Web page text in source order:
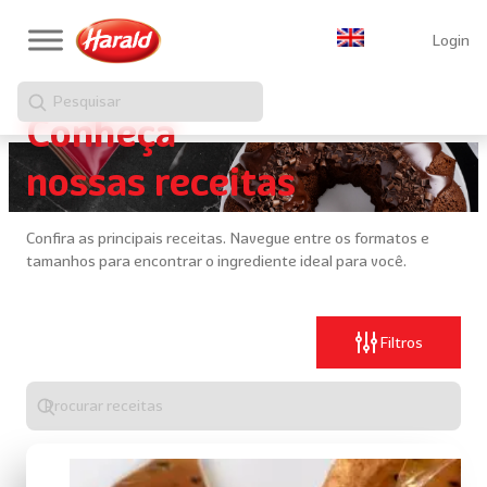
Login
Pesquisar
Conheça
nossas receitas
Confira as principais receitas. Navegue entre os formatos e
tamanhos para encontrar o ingrediente ideal para você.
Filtros
Digite
algo
para